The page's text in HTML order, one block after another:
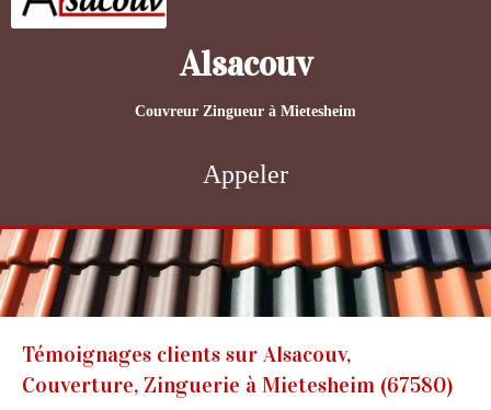
Alsacouv
Couvreur Zingueur à Mietesheim
Appeler
Témoignages clients sur Alsacouv,
Couverture, Zinguerie à Mietesheim (67580)